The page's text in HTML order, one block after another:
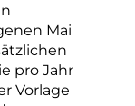
Mai
pro Jahr
Vorlage